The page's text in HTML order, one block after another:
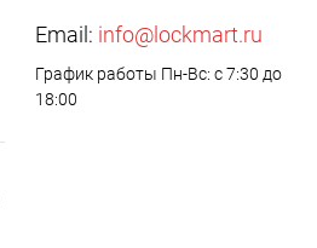
Email: info@lockmart.ru
График работы Пн-Вс: с 7:30 до
18:00